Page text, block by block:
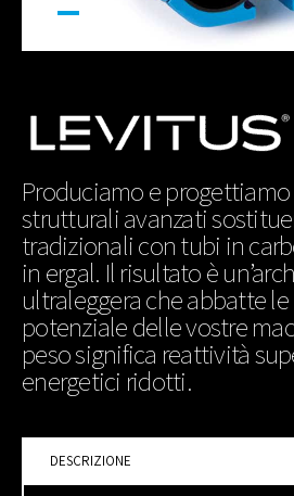
Produciamo e
strutturali avanzati
tradizionali con tubi in
in ergal. Il risultato è
ultraleggera che abbatte
potenziale delle vostre
peso significa reattività
energetici ridotti.
DESCRIZIONE